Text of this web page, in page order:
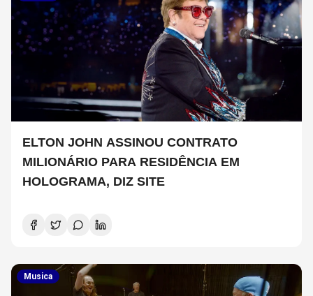
ELTON JOHN ASSINOU CONTRATO
MILIONÁRIO PARA RESIDÊNCIA EM
HOLOGRAMA, DIZ SITE
Musica